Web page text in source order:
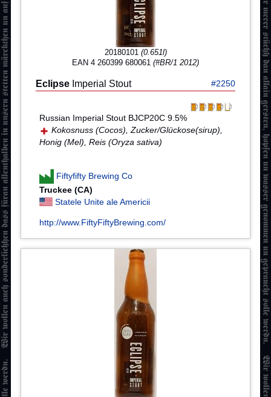
20180101 (0.651l)
EAN 4 260399 680061 (#BR/1 2012)
Eclipse Imperial Stout #2250
Russian Imperial Stout BJCP20C 9.5%
Kokosnuss (Cocos), Zucker/Glückose(sirup),
Honig (Mel), Reis (Oryza sativa)
Fiftyfifty Brewing Co
Truckee (CA)
Statele Unite ale Americii
http://www.FiftyFiftyBrewing.com/